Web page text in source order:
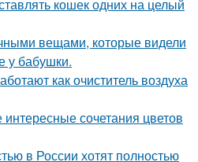
кошек одних на целый
вещами, которые видели
у бабушки.
как очиститель воздуха
сочетания цветов
в России хотят полностью